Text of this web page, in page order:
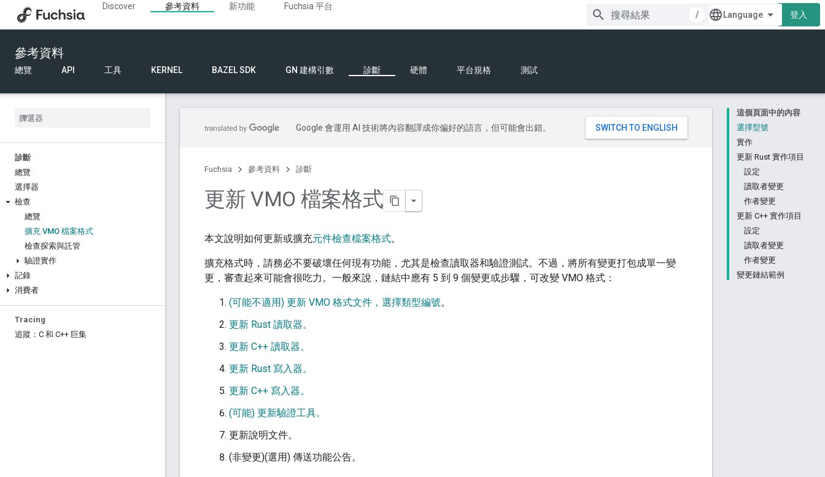
Discover 參考資料 新功能
Fuchsia 平台
/
登入
參考資料
總覽 API 工具 KERNEL BAZEL SDK GN 建構引數 診斷 硬體 平台規格 測試
診斷
總覽
選擇器
檢查
總覽
擴充 VMO 檔案格式
檢查探索與託管
驗證實作
記錄
消費者
Tracing
追蹤：C 和 C++ 巨集
這個頁面中的內容
選擇型號
實作
更新 Rust 實作項目
設定
讀取者變更
作者變更
更新 C++ 實作項目
設定
讀取者變更
作者變更
變更鏈結範例
Google 會運用 AI 技術將內容翻譯成你偏好的語言，但可能會出錯。
Fuchsia 參考資料 診斷
更新 VMO 檔案格式
本文說明如何更新或擴充元件檢查檔案格式。
擴充格式時，請務必不要破壞任何現有功能，尤其是檢查讀取器和驗證測試。不過，將所有變更打包成單一變
更，審查起來可能會很吃力。一般來說，鏈結中應有 5 到 9 個變更或步驟，可改變 VMO 格式：
(可能不適用) 更新 VMO 格式文件，選擇類型編號。
更新 Rust 讀取器。
更新 C++ 讀取器。
更新 Rust 寫入器。
更新 C++ 寫入器。
(可能) 更新驗證工具。
更新說明文件。
(非變更)(選用) 傳送功能公告。